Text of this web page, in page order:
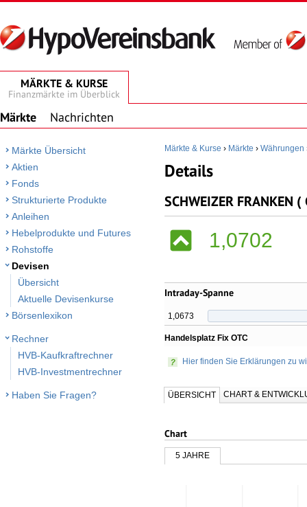
MÄRKTE & KURSE
Finanzmärkte im Überblick
Märkte Nachrichten
Märkte Übersicht
Aktien
Fonds
Strukturierte Produkte
Anleihen
Hebelprodukte und Futures
Rohstoffe
Devisen
Übersicht
Aktuelle Devisenkurse
Börsenlexikon
Rechner
HVB-Kaufkraftrechner
HVB-Investmentrechner
Haben Sie Fragen?
Märkte & Kurse › Märkte › Währungen
Details
SCHWEIZER FRANKEN
1,0702
Intraday-Spanne
1,0673
Handelsplatz Fix OTC
Hier finden Sie Erklärungen zu
ÜBERSICHT CHART &
Chart
5 JAHRE